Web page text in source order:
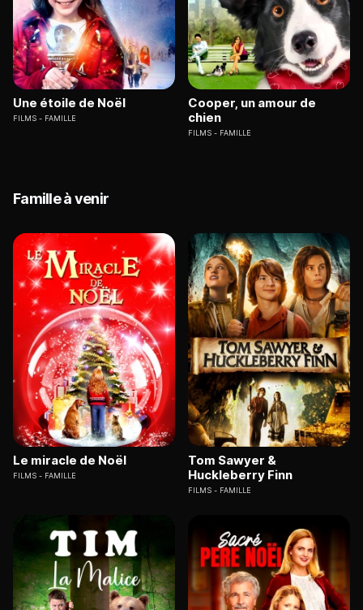
Une étoile de Noël
FILMS FAMILLE
Cooper, un amour de
chien
FILMS FAMILLE
Famille à venir
Le miracle de Noël
FILMS FAMILLE
Tom Sawyer &
Huckleberry Finn
FILMS FAMILLE